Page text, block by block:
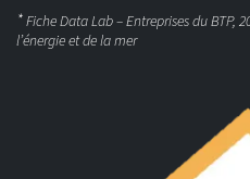
*Fiche Data Lab – Entreprises du BTP,
l’énergie et de la mer